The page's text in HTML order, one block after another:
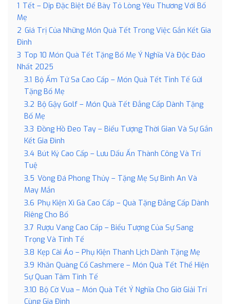
1 Tết – Dịp Đặc Biệt Để Bày Tỏ Lòng Yêu Thương Với Bố
Mẹ
2 Giá Trị Của Những Món Quà Tết Trong Việc Gắn Kết Gia
Đình
3 Top 10 Món Quà Tết Tặng Bố Mẹ Ý Nghĩa Và Độc Đáo
Nhất 2025
3.1 Bộ Ấm Tử Sa Cao Cấp – Món Quà Tết Tinh Tế Gửi
Tặng Bố Mẹ
3.2 Bộ Gậy Golf – Món Quà Tết Đẳng Cấp Dành Tặng
Bố Mẹ
3.3 Đồng Hồ Đeo Tay – Biểu Tượng Thời Gian Và Sự Gắn
Kết Gia Đình
3.4 Bút Ký Cao Cấp – Lưu Dấu Ấn Thành Công Và Trí
Tuệ
3.5 Vòng Đá Phong Thủy – Tặng Mẹ Sự Bình An Và
May Mắn
3.6 Phụ Kiện Xì Gà Cao Cấp – Quà Tặng Đẳng Cấp Dành
Riêng Cho Bố
3.7 Rượu Vang Cao Cấp – Biểu Tượng Của Sự Sang
Trọng Và Tinh Tế
3.8 Kẹp Cài Áo – Phụ Kiện Thanh Lịch Dành Tặng Mẹ
3.9 Khăn Quàng Cổ Cashmere – Món Quà Tết Thể Hiện
Sự Quan Tâm Tinh Tế
3.10 Bộ Cờ Vua – Món Quà Tết Ý Nghĩa Cho Giờ Giải Trí
Cùng Gia Đình